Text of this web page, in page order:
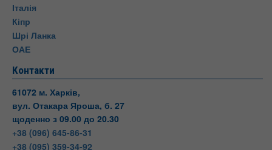
Італія
Кіпр
Шрі Ланка
ОАЕ
Контакти
61072 м. Харків,
вул. Отакара Яроша, б. 27
щоденно з 09.00 до 20.30
+38 (096) 645-86-31
+38 (095) 359-34-92